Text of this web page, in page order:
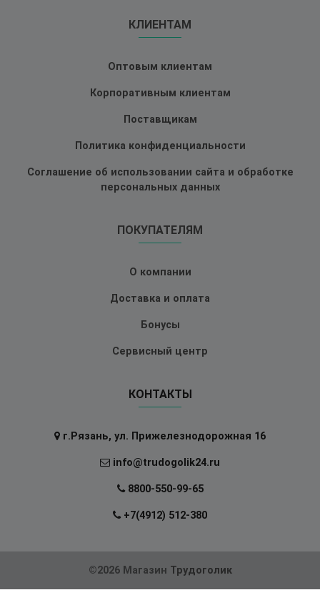
КЛИЕНТАМ
Оптовым клиентам
Корпоративным клиентам
Поставщикам
Политика конфиденциальности
Соглашение об использовании сайта и обработке
персональных данных
ПОКУПАТЕЛЯМ
О компании
Доставка и оплата
Бонусы
Сервисный центр
КОНТАКТЫ
г.Рязань, ул. Прижелезнодорожная 16
info@trudogolik24.ru
8800-550-99-65
+7(4912) 512-380
©2026 Магазин Трудоголик